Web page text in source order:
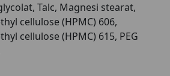
Talc, Magnesi stearat,
cellulose (HPMC) 606,
cellulose (HPMC) 615, PEG